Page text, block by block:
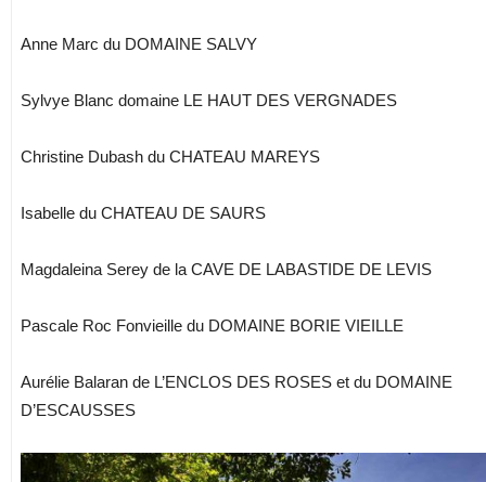
Anne Marc du DOMAINE SALVY
Sylvye Blanc domaine LE HAUT DES VERGNADES
Christine Dubash du CHATEAU MAREYS
Isabelle du CHATEAU DE SAURS
Magdaleina Serey de la CAVE DE LABASTIDE DE LEVIS
Pascale Roc Fonvieille du DOMAINE BORIE VIEILLE
Aurélie Balaran de L’ENCLOS DES ROSES et du DOMAINE
D’ESCAUSSES